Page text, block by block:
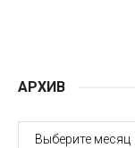
АРХИВ
АРХИВ